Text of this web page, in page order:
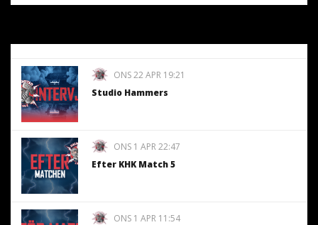
ONS 22 APR 19:21
Studio Hammers
ONS 1 APR 22:47
Efter KHK Match 5
ONS 1 APR 11:54